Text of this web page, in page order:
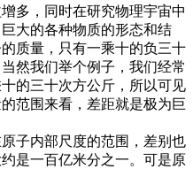
多，同时在研究物理宇宙中
大的各种物质的形态和结
质量，只有一乘十的负三十
然我们举个例子，我们经常
的三十次方公斤，所以可见
范围来看，差距就是极为巨
子内部尺度的范围，差别也
是一百亿米分之一。可是原